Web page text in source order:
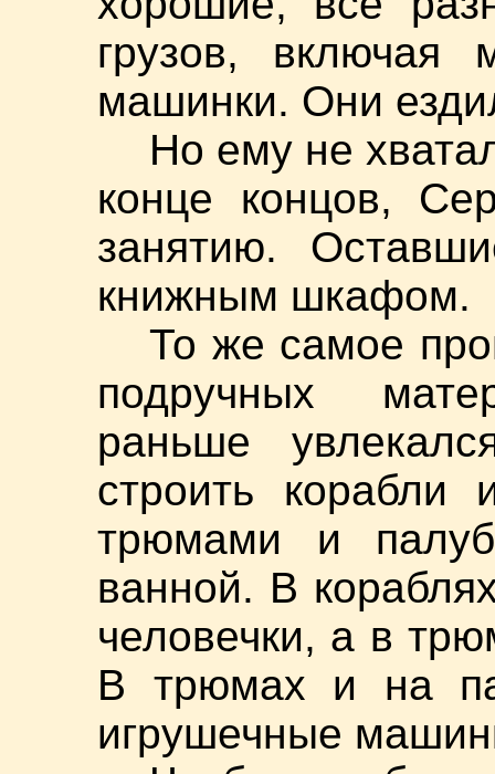
грузов, включая
машинки. Они
Но ему не
конце концов,
занятию.
книжным шкафом.
То же самое
подручных
раньше
строить корабли
трюмами и
ванной. В
человечки, а в
В трюмах и на
игрушечные